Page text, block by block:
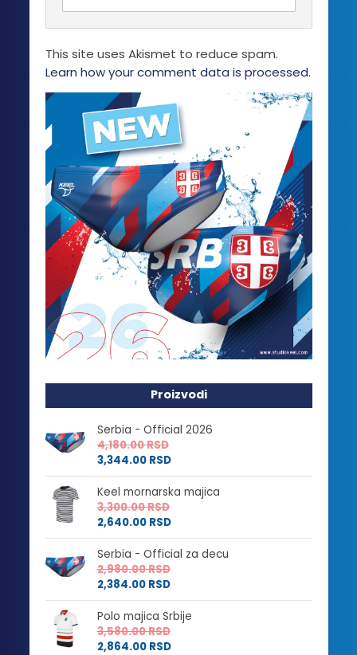
This site uses Akismet to reduce spam.
Learn how your comment data is processed.
Proizvodi
Serbia - Official 2026
4,180.00RSD
3,344.00 RSD
Keel mornarska majica
3,300.00RSD
2,640.00 RSD
Serbia - Official za decu
2,980.00RSD
2,384.00 RSD
Polo majica Srbije
3,580.00RSD
2,864.00 RSD